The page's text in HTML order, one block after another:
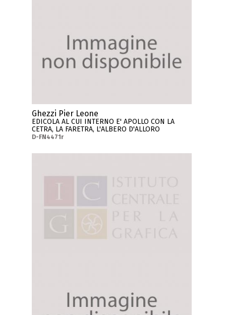
Ghezzi Pier Leone
EDICOLA AL CUI INTERNO E' APOLLO CON LA
CETRA, LA FARETRA, L'ALBERO D'ALLORO
D-FN4471r